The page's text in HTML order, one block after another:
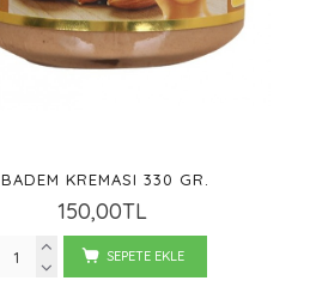
BADEM KREMASI 330 GR.
150,00TL
SEPETE EKLE